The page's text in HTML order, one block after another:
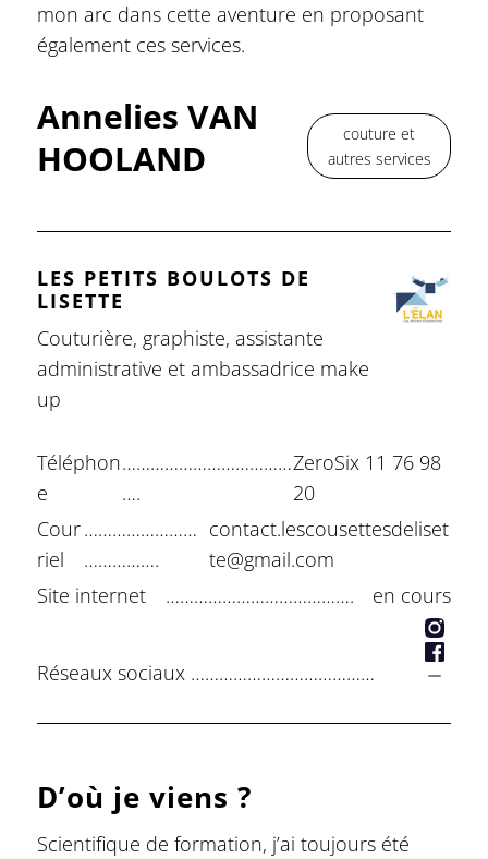
mon arc dans cette aventure en proposant
également ces services.
Annelies VAN
HOOLAND
couture et
autres services
LES PETITS BOULOTS DE
LISETTE
Couturière, graphiste, assistante
administrative et ambassadrice make
up
Téléphon
e
………………………………
….
ZeroSix 11 76 98
20
Cour
riel
……………………
…………….
contact.lescousettesdeliset
te@gmail.com
Site internet
…………………………………. en cours
Réseaux sociaux …………………………………
D’où je viens ?
Scientifique de formation, j’ai toujours été